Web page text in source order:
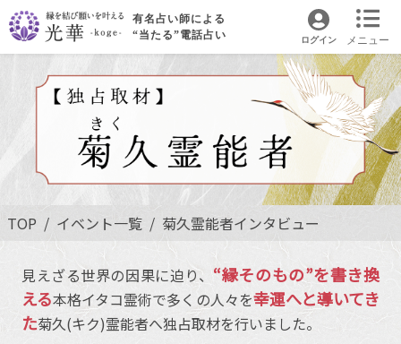
メニュー
有名占い師による
“当たる”電話占い
ログイン
TOP イベント一覧 菊久霊能者インタビュー
見えざる世界の因果に迫り、 “縁そのもの”を書き換
える本格イタコ霊術で多くの人々を幸運へと導いてき
た菊久(キク)霊能者へ独占取材を行いました。